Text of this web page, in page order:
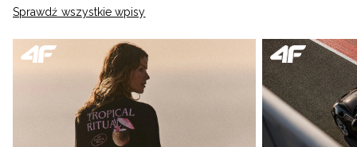
Sprawdź wszystkie wpisy